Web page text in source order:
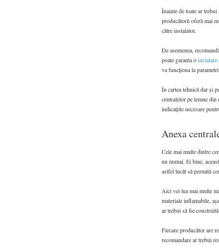
Înainte de toate ar
producătorii oferă mai
către instalator.
De asemenea,
poate garanta oinstalare
va funcționa la
În cartea tehnică dar și
centralelor pe lemne din
indicațiile necesare
Anexa
Cele mai multe dintre
nu numai. Ei bine,
astfel încât să permită
Aici vei lua mai multe
materiale inflamabile,
ar trebui să fie
Fiecare producător are
recomandare ar trebui